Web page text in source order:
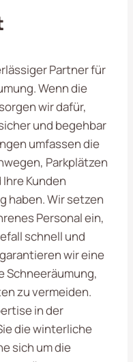
Partner für
Wenn die
wir dafür,
und begehbar
umfassen die
Parkplätzen
Kunden
haben. Wir setzen
Personal ein,
schnell und
wir eine
Schneeräumung,
zu vermeiden.
in der
die winterliche
sich um die